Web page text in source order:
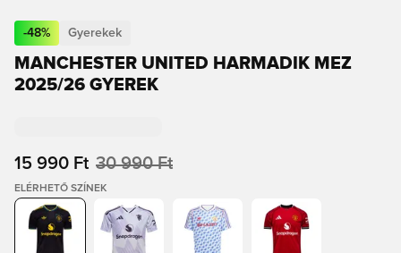
-48% Gyerekek
MANCHESTER UNITED HARMADIK MEZ
2025/26 GYEREK
15 990 Ft 30 990 Ft
ELÉRHETŐ SZÍNEK